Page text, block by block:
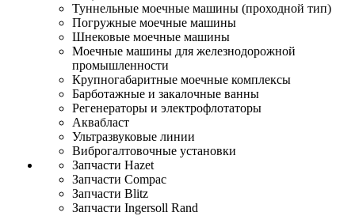
Туннельные моечные машины (проходной тип)
Погружные моечные машины
Шнековые моечные машины
Моечные машины для железнодорожной
промышленности
Крупногабаритные моечные комплексы
Барботажные и закалочные ванны
Регенераторы и электрофлотаторы
Аквабласт
Ультразвуковые линии
Виброгалтовочные установки
Запчасти Hazet
Запчасти Compac
Запчасти Blitz
Запчасти Ingersoll Rand